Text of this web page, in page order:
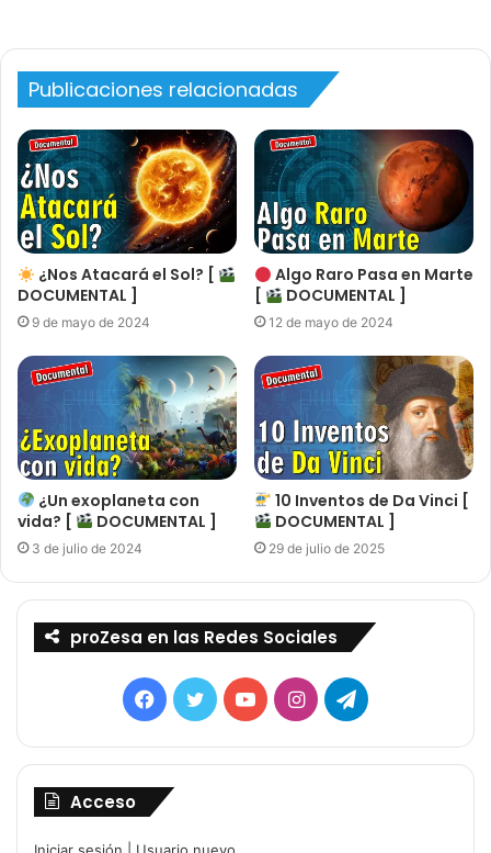
Publicaciones relacionadas
¿Nos Atacará el Sol? [
DOCUMENTAL ]
9 de mayo de 2024
Algo Raro Pasa en Marte
[
DOCUMENTAL ]
12 de mayo de 2024
¿Un exoplaneta con
vida? [
DOCUMENTAL ]
3 de julio de 2024
10 Inventos de Da Vinci [
DOCUMENTAL ]
29 de julio de 2025
proZesa en las Redes Sociales
Facebook
TwitterYouTubeInstagramTelegram
Acceso